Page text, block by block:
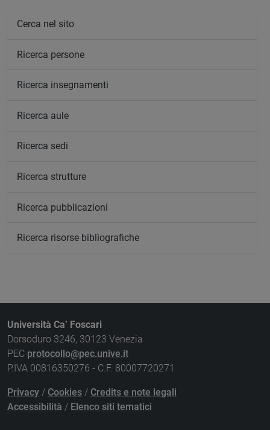
Cerca nel sito
Ricerca persone
Ricerca insegnamenti
Ricerca aule
Ricerca sedi
Ricerca strutture
Ricerca pubblicazioni
Ricerca risorse bibliografiche
Università Ca’ Foscari
Dorsoduro 3246, 30123 Venezia
PEC protocollo@pec.unive.it
P.IVA 00816350276 - C.F. 80007720271
Privacy / Cookies / Credits e note legali
Accessibilità / Elenco siti tematici